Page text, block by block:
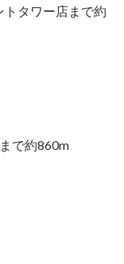
タワー店まで約
で約860m